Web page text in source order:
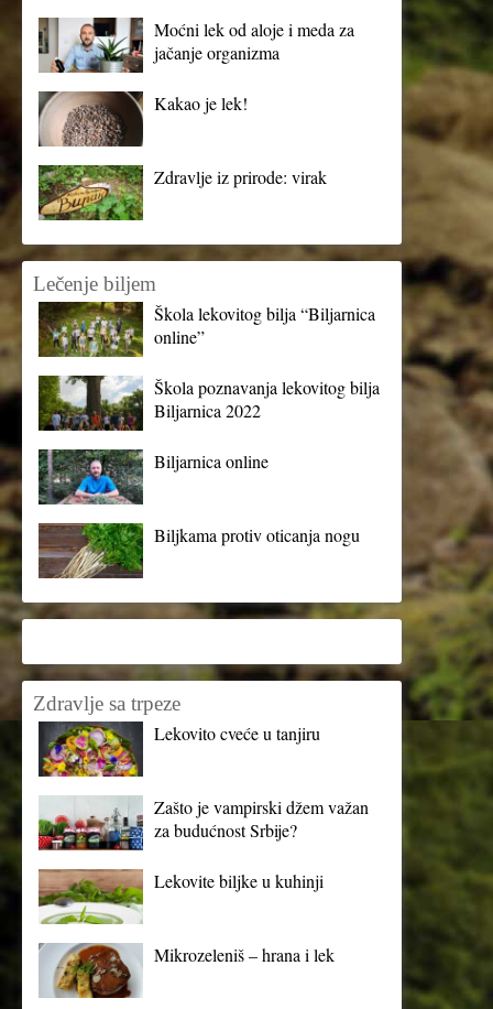
Moćni lek od aloje i meda za
jačanje organizma
Kakao je lek!
Zdravlje iz prirode: virak
Lečenje biljem
Škola lekovitog bilja “Biljarnica
online”
Škola poznavanja lekovitog bilja
Biljarnica 2022
Biljarnica online
Biljkama protiv oticanja nogu
Zdravlje sa trpeze
Lekovito cveće u tanjiru
Zašto je vampirski džem važan
za budućnost Srbije?
Lekovite biljke u kuhinji
Mikrozeleniš – hrana i lek